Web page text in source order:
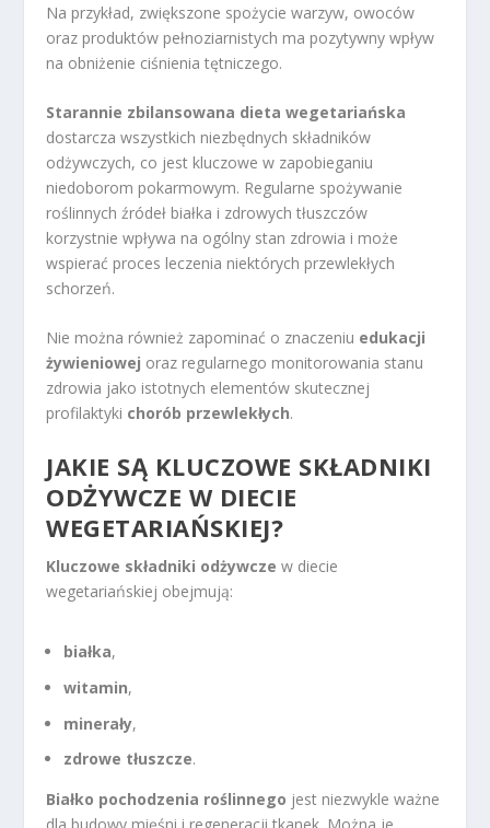
Na przykład, zwiększone spożycie warzyw, owoców
oraz produktów pełnoziarnistych ma pozytywny wpływ
na obniżenie ciśnienia tętniczego.
Starannie zbilansowana dieta wegetariańska
dostarcza wszystkich niezbędnych składników
odżywczych, co jest kluczowe w zapobieganiu
niedoborom pokarmowym. Regularne spożywanie
roślinnych źródeł białka i zdrowych tłuszczów
korzystnie wpływa na ogólny stan zdrowia i może
wspierać proces leczenia niektórych przewlekłych
schorzeń.
Nie można również zapominać o znaczeniu edukacji
żywieniowej oraz regularnego monitorowania stanu
zdrowia jako istotnych elementów skutecznej
profilaktyki chorób przewlekłych.
JAKIE SĄ KLUCZOWE SKŁADNIKI
ODŻYWCZE W DIECIE
WEGETARIAŃSKIEJ?
Kluczowe składniki odżywcze w diecie
wegetariańskiej obejmują:
białka,
witamin,
minerały,
zdrowe tłuszcze.
Białko pochodzenia roślinnego jest niezwykle ważne